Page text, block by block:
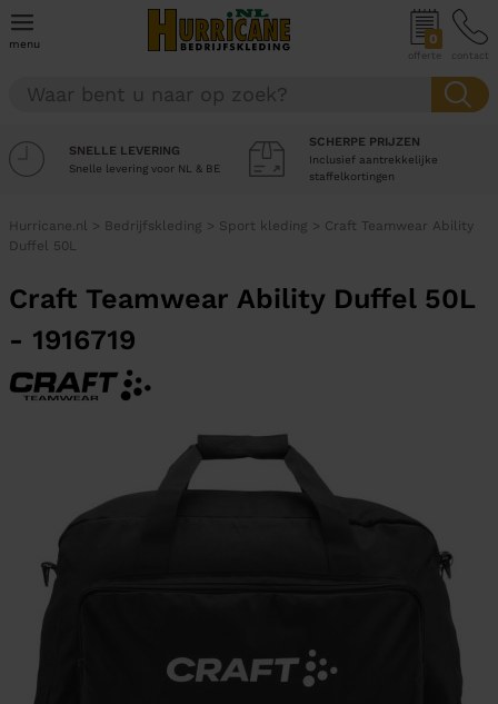
menu 0
offerte contact
SNELLE LEVERING
Snelle levering voor NL & BE
SCHERPE PRIJZEN
Inclusief aantrekkelijke
staffelkortingen
Hurricane.nl > Bedrijfskleding > Sport kleding > Craft Teamwear Ability
Duffel 50L
Craft Teamwear Ability Duffel 50L
- 1916719